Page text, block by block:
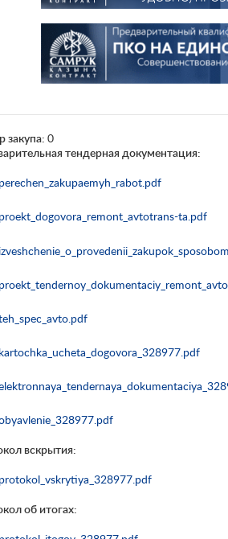
закупа:0
тендерная документация:
perechen_zakupaemyh_rabot.pdf
proekt_dogovora_remont_avtotrans-ta.pdf
kartochka_ucheta_dogovora_328977.pdf
вскрытия:
protokol_vskrytiya_328977.pdf
об итогах: